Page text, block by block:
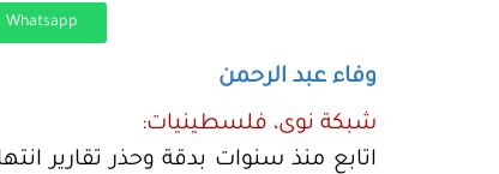
وفاء عبد الرحمن
شبكة نوى، فلسطينيات:
اتابع منذ سنوات بدقة وحذر تقارير